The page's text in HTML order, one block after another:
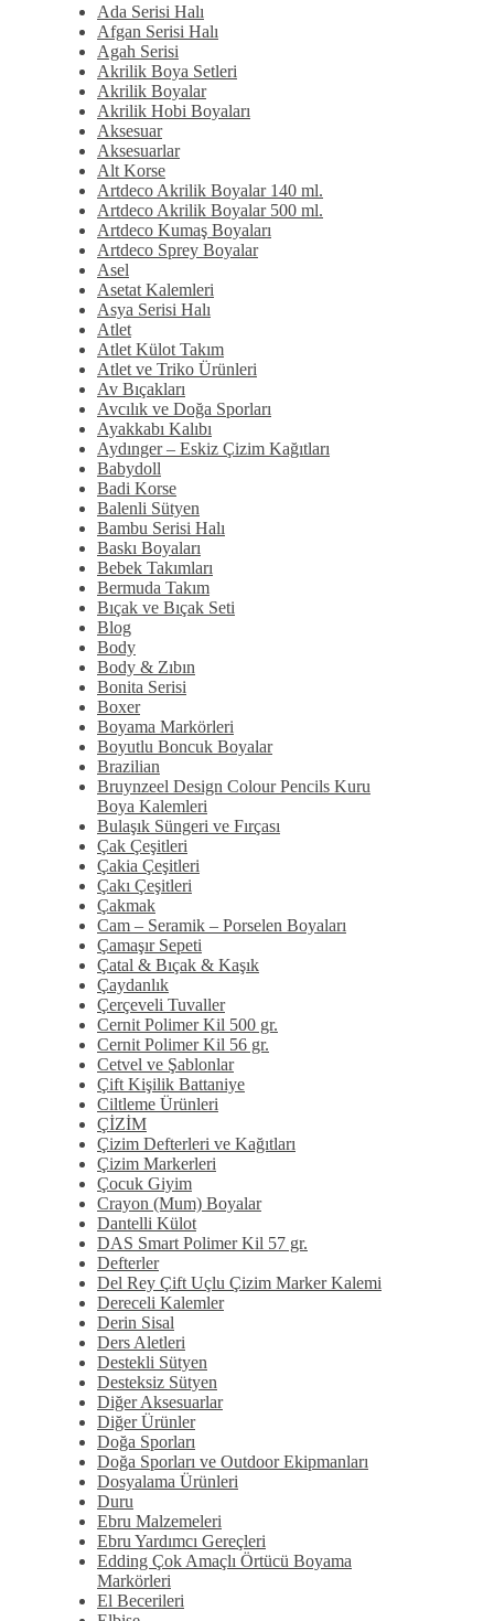
Ada Serisi Halı
Afgan Serisi Halı
Agah Serisi
Akrilik Boya Setleri
Akrilik Boyalar
Akrilik Hobi Boyaları
Aksesuar
Aksesuarlar
Alt Korse
Artdeco Akrilik Boyalar 140 ml.
Artdeco Akrilik Boyalar 500 ml.
Artdeco Kumaş Boyaları
Artdeco Sprey Boyalar
Asel
Asetat Kalemleri
Asya Serisi Halı
Atlet
Atlet Külot Takım
Atlet ve Triko Ürünleri
Av Bıçakları
Avcılık ve Doğa Sporları
Ayakkabı Kalıbı
Aydınger – Eskiz Çizim Kağıtları
Babydoll
Badi Korse
Balenli Sütyen
Bambu Serisi Halı
Baskı Boyaları
Bebek Takımları
Bermuda Takım
Bıçak ve Bıçak Seti
Blog
Body
Body & Zıbın
Bonita Serisi
Boxer
Boyama Markörleri
Boyutlu Boncuk Boyalar
Brazilian
Bruynzeel Design Colour Pencils Kuru
Boya Kalemleri
Bulaşık Süngeri ve Fırçası
Çak Çeşitleri
Çakia Çeşitleri
Çakı Çeşitleri
Çakmak
Cam – Seramik – Porselen Boyaları
Çamaşır Sepeti
Çatal & Bıçak & Kaşık
Çaydanlık
Çerçeveli Tuvaller
Cernit Polimer Kil 500 gr.
Cernit Polimer Kil 56 gr.
Cetvel ve Şablonlar
Çift Kişilik Battaniye
Ciltleme Ürünleri
ÇİZİM
Çizim Defterleri ve Kağıtları
Çizim Markerleri
Çocuk Giyim
Crayon (Mum) Boyalar
Dantelli Külot
DAS Smart Polimer Kil 57 gr.
Defterler
Del Rey Çift Uçlu Çizim Marker Kalemi
Dereceli Kalemler
Derin Sisal
Ders Aletleri
Destekli Sütyen
Desteksiz Sütyen
Diğer Aksesuarlar
Diğer Ürünler
Doğa Sporları
Doğa Sporları ve Outdoor Ekipmanları
Dosyalama Ürünleri
Duru
Ebru Malzemeleri
Ebru Yardımcı Gereçleri
Edding Çok Amaçlı Örtücü Boyama
Markörleri
El Becerileri